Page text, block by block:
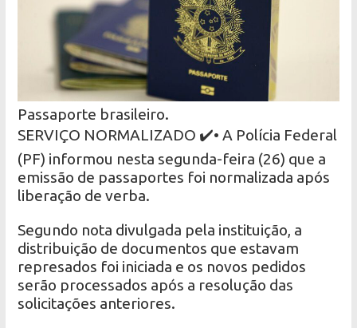
Passaporte brasileiro.
SERVIÇO NORMALIZADO ✔️• A Polícia Federal
(PF) informou nesta segunda-feira (26) que a
emissão de passaportes foi normalizada após
liberação de verba.
Segundo nota divulgada pela instituição, a
distribuição de documentos que estavam
represados foi iniciada e os novos pedidos
serão processados após a resolução das
solicitações anteriores.